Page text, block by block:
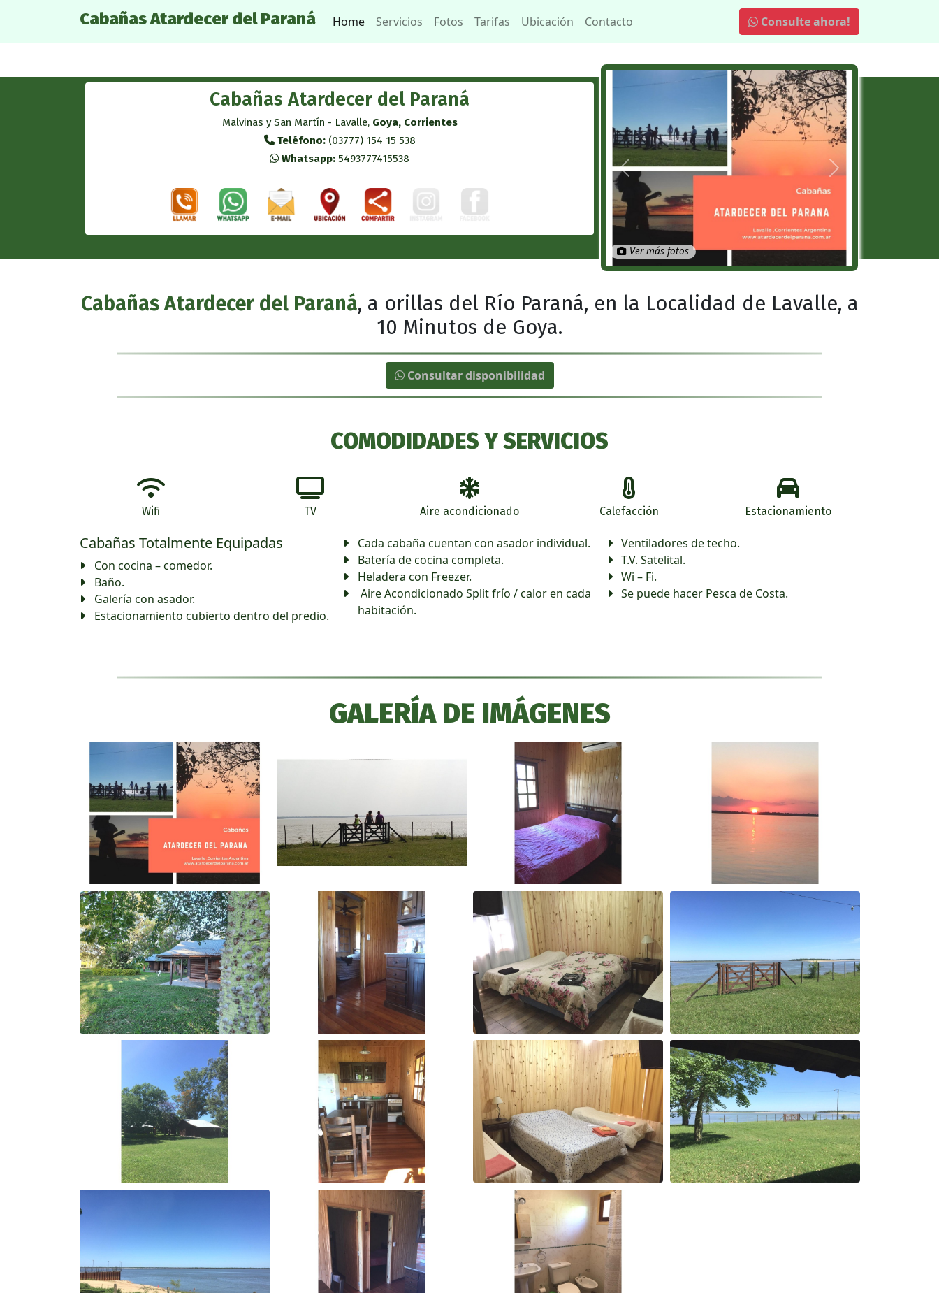
Cabañas Atardecer del Paraná Home Servicios Fotos Tarifas Ubicación Contacto Consulte ahora!
Cabañas Atardecer del Paraná
Malvinas y San Martín - Lavalle, Goya, Corrientes
Teléfono:(03777) 154 15 538
Whatsapp: 5493777415538
Anterior Próximo
Ver más fotos
Cabañas Atardecer del Paraná, a orillas del Río Paraná, en la Localidad de Lavalle, a
10 Minutos de Goya.
Consultar disponibilidad
COMODIDADES Y SERVICIOS
Wifi TV Aire acondicionado Calefacción Estacionamiento
Cabañas Totalmente Equipadas
Con cocina – comedor.
Baño.
Galería con asador.
Estacionamiento cubierto dentro del predio.
Cada cabaña cuentan con asador individual.
Batería de cocina completa.
Heladera con Freezer.
Aire Acondicionado Split frío / calor en cada
habitación.
Ventiladores de techo.
T.V. Satelital.
Wi – Fi.
Se puede hacer Pesca de Costa.
GALERÍA DE IMÁGENES